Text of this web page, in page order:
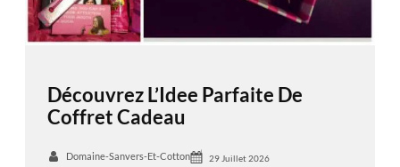
Découvrez L’Idee Parfaite De
Coffret Cadeau
Domaine-Sanvers-Et-Cotton 29 Juillet 2026